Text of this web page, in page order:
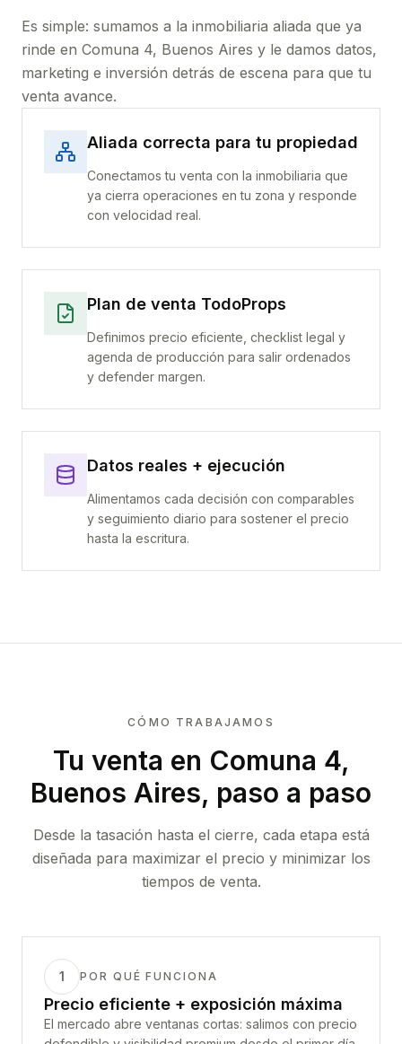
Es simple: sumamos a la inmobiliaria aliada que ya
rinde en Comuna 4, Buenos Aires y le damos datos,
marketing e inversión detrás de escena para que tu
venta avance.
Aliada correcta para tu propiedad
Conectamos tu venta con la inmobiliaria que
ya cierra operaciones en tu zona y responde
con velocidad real.
Plan de venta TodoProps
Definimos precio eficiente, checklist legal y
agenda de producción para salir ordenados
y defender margen.
Datos reales + ejecución
Alimentamos cada decisión con comparables
y seguimiento diario para sostener el precio
hasta la escritura.
CÓMO TRABAJAMOS
Tu venta en Comuna 4,
Buenos Aires, paso a paso
Desde la tasación hasta el cierre, cada etapa está
diseñada para maximizar el precio y minimizar los
tiempos de venta.
1 POR QUÉ FUNCIONA
Precio eficiente + exposición máxima
El mercado abre ventanas cortas: salimos con precio